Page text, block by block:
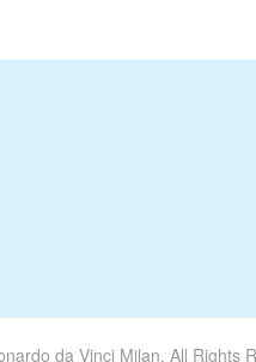
da Vinci Milan. All Rights